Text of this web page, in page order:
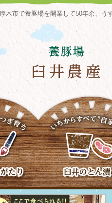
木市で養豚場を開業して50年余、う